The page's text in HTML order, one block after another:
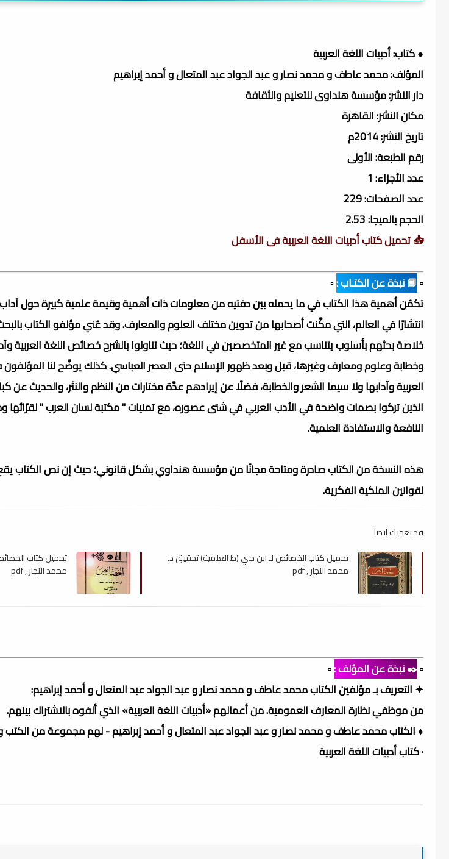
● كتاب: أدبيات اللغة العربية
المؤلف: محمد عاطف و محمد نصار و عبد الجواد عبد المتعال و أحمد إبراهيم
دار النشر: مؤسسة هنداوى للتعليم والثقافة
مكان النشر: القاهرة
تاريخ النشر: 2014م
رقم الطبعة: الأولى
عدد الأجزاء: 1
عدد الصفحات: 229
الحجم بالميجا: 2.53
📥 تحميل كتاب أدبيات اللغة العربية فى الأسفل
▫️📘 نبذة عن الكتـاب :▫️
تكمُن أهمية هذا الكتاب في ما يحمله بين دفتيه من معلومات ذات أهمية وقيمة علمية كبيرة حول آداب
انتشارًا في العالم، التي مكَّنت أصحابها من تدوين مختلف العلوم والمعارف. وقد عُني مؤلفو الكتاب بالبحث
خلاصة بحثهم بأسلوب يتناسب مع غير المتخصصين في اللغة؛ حيث تناولوا بالشرح خصائص اللغة العربية
وخطابة وعلوم ومعارف وغيرها، قبل وبعد ظهور الإسلام حتى العصر العباسي. كذلك يوضِّح لنا
العربية وآدابها ولا سيما الشعر والخطابة، فضلًا عن إيرادهم عدَّة مختارات من النظم والنثر، والحديث عن
الذين تركوا بصمات واضحة في الأدب العربي في شتى عصوره، مع تمنيات " مكتبة لسان العرب " لقرّائها
النافعة والاستفادة العلمية.
هذه النسخة من الكتاب صادرة ومتاحة مجانًا من مؤسسة هنداوي بشكل قانوني؛ حيث إن نص الكتاب يقع
لقوانين الملكية الفكرية.
قد يعجبك ايضا
تحميل كتاب الخصائص لـ ابن جني (ط العلمية) تحقيق د.
محمد النجار , pdf
تحميل كتاب
محمد النجار , pdf
▫️✒️ نبذة عن المؤلف :▫️
✦ التعريف بـ مؤلفين الكتاب محمد عاطف و محمد نصار و عبد الجواد عبد المتعال و أحمد إبراهيم:
من موظفي نظارة المعارف العمومية. من أعمالهم «أدبيات اللغة العربية» الذي ألفوه بالاشتراك بينهم.
♦ الكتاب محمد عاطف و محمد نصار و عبد الجواد عبد المتعال و أحمد إبراهيم - لهم مجموعة من الكتب
· كتاب أدبيات اللغة العربية